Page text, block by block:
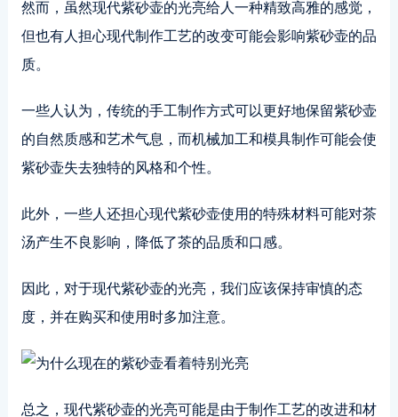
然而，虽然现代紫砂壶的光亮给人一种精致高雅的感觉，
但也有人担心现代制作工艺的改变可能会影响紫砂壶的品
质。
一些人认为，传统的手工制作方式可以更好地保留紫砂壶
的自然质感和艺术气息，而机械加工和模具制作可能会使
紫砂壶失去独特的风格和个性。
此外，一些人还担心现代紫砂壶使用的特殊材料可能对茶
汤产生不良影响，降低了茶的品质和口感。
因此，对于现代紫砂壶的光亮，我们应该保持审慎的态
度，并在购买和使用时多加注意。
总之，现代紫砂壶的光亮可能是由于制作工艺的改进和材